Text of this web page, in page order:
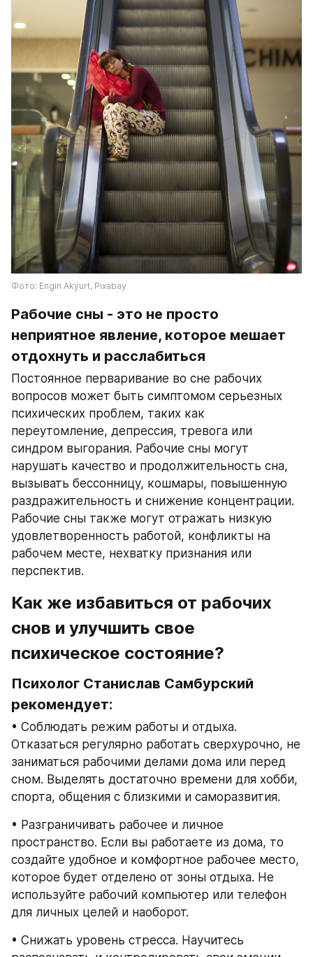
Фото: Engin Akyurt, Pixabay
Рабочие сны - это не просто
неприятное явление, которое мешает
отдохнуть и расслабиться
Постоянное перваривание во сне рабочих
вопросов может быть симптомом серьезных
психических проблем, таких как
переутомление, депрессия, тревога или
синдром выгорания. Рабочие сны могут
нарушать качество и продолжительность сна,
вызывать бессонницу, кошмары, повышенную
раздражительность и снижение концентрации.
Рабочие сны также могут отражать низкую
удовлетворенность работой, конфликты на
рабочем месте, нехватку признания или
перспектив.
Как же избавиться от рабочих
снов и улучшить свое
психическое состояние?
Психолог Станислав Самбурский
рекомендует:
• Соблюдать режим работы и отдыха.
Отказаться регулярно работать сверхурочно, не
заниматься рабочими делами дома или перед
сном. Выделять достаточно времени для хобби,
спорта, общения с близкими и саморазвития.
• Разграничивать рабочее и личное
пространство. Если вы работаете из дома, то
создайте удобное и комфортное рабочее место,
которое будет отделено от зоны отдыха. Не
используйте рабочий компьютер или телефон
для личных целей и наоборот.
• Снижать уровень стресса. Научитесь